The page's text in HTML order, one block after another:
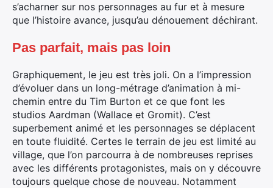
s’acharner sur nos personnages au fur et à mesure
que l’histoire avance, jusqu’au dénouement déchirant.
Pas parfait, mais pas loin
Graphiquement, le jeu est très joli. On a l’impression
d’évoluer dans un long-métrage d’animation à mi-
chemin entre du Tim Burton et ce que font les
studios Aardman (Wallace et Gromit). C’est
superbement animé et les personnages se déplacent
en toute fluidité. Certes le terrain de jeu est limité au
village, que l’on parcourra à de nombreuses reprises
avec les différents protagonistes, mais on y découvre
toujours quelque chose de nouveau. Notamment